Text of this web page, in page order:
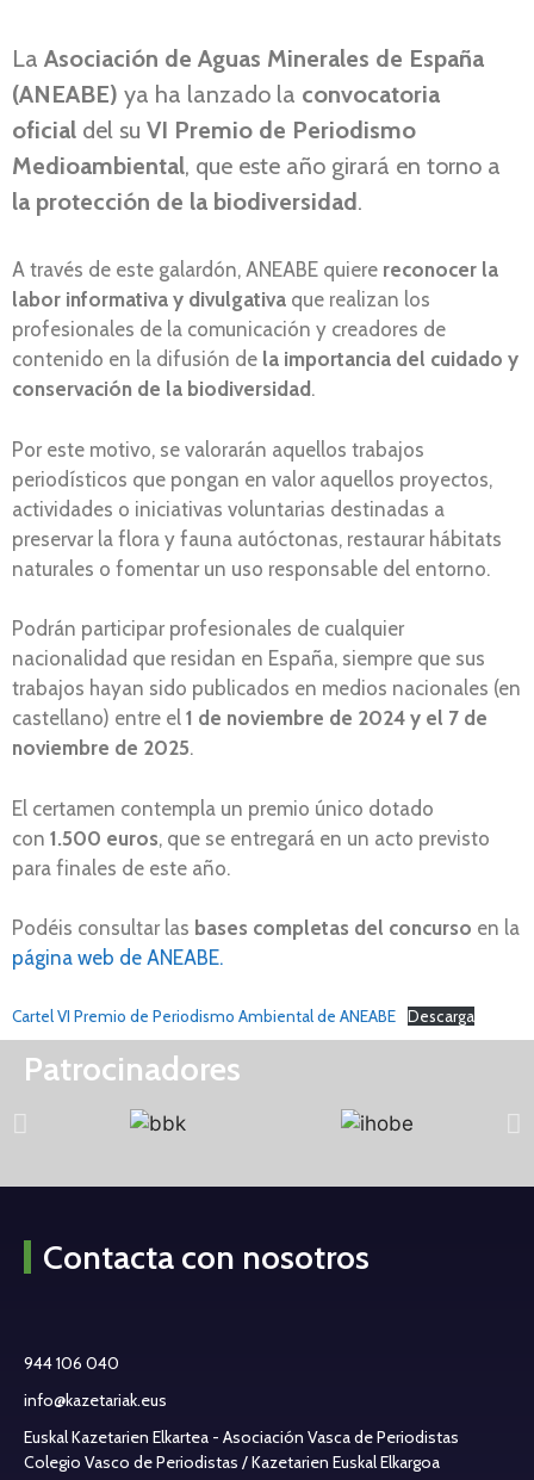
La Asociación de Aguas Minerales de España
(ANEABE) ya ha lanzado la convocatoria
oficial del su VI Premio de Periodismo
Medioambiental, que este año girará en torno a
la protección de la biodiversidad.
A través de este galardón, ANEABE quiere reconocer la
labor informativa y divulgativa que realizan los
profesionales de la comunicación y creadores de
contenido en la difusión de la importancia del cuidado y
conservación de la biodiversidad .
Por este motivo, se valorarán aquellos trabajos
periodísticos que pongan en valor aquellos proyectos,
actividades o iniciativas voluntarias destinadas a
preservar la flora y fauna autóctonas, restaurar hábitats
naturales o fomentar un uso responsable del entorno.
Podrán participar profesionales de cualquier
nacionalidad que residan en España, siempre que sus
trabajos hayan sido publicados en medios nacionales (en
castellano) entre el 1 de noviembre de 2024 y el 7 de
noviembre de 2025.
El certamen contempla un premio único dotado
con 1.500 euros, que se entregará en un acto previsto
para finales de este año.
Podéis consultar las bases completas del concurso en la
página web de ANEABE.
Cartel VI Premio de Periodismo Ambiental de ANEABE Descarga
Patrocinadores
Contacta con nosotros
944 106 040
info@kazetariak.eus
Euskal Kazetarien Elkartea - Asociación Vasca de Periodistas
Colegio Vasco de Periodistas / Kazetarien Euskal Elkargoa